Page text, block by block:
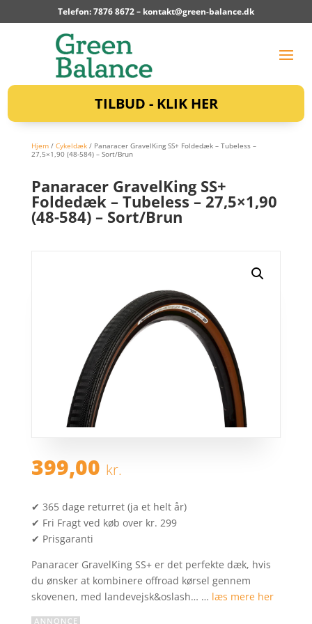
Telefon: 7876 8672 – kontakt@green-balance.dk
TILBUD - KLIK HER
Hjem/ Cykeldæk/ Panaracer GravelKing SS+ Foldedæk – Tubeless –
27,5×1,90 (48-584) – Sort/Brun
Panaracer GravelKing SS+
Foldedæk – Tubeless – 27,5×1,90
(48-584) – Sort/Brun
399,00 kr.
✔ 365 dage returret (ja et helt år)
✔ Fri Fragt ved køb over kr. 299
✔ Prisgaranti
Panaracer GravelKing SS+ er det perfekte dæk, hvis
du ønsker at kombinere offroad kørsel gennem
skovenen, med landevejsk&oslash… … læs mere her